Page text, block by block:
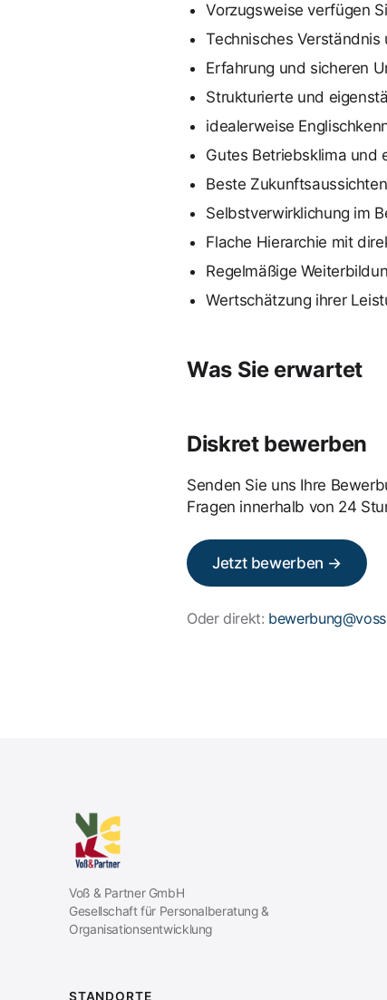
Vorzugsweise verfügen
Technisches
Erfahrung und sicheren
Strukturierte und
idealerweise
Gutes Betriebsklima und
Beste
Selbstverwirklichung im
Flache Hierarchie mit
Regelmäßige
Wertschätzung ihrer
Was Sie erwartet
Diskret bewerben
Senden Sie uns Ihre
Fragen innerhalb von 24
Jetzt bewerben →
Oder direkt:
Voß & Partner GmbH
Gesellschaft für Personalberatung &
Organisationsentwicklung
STANDORTE